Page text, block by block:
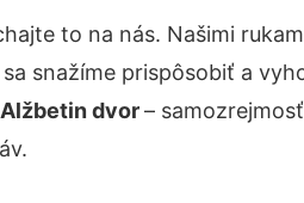
to na nás. Našimi
snažíme prispôsobiť a
dvor–